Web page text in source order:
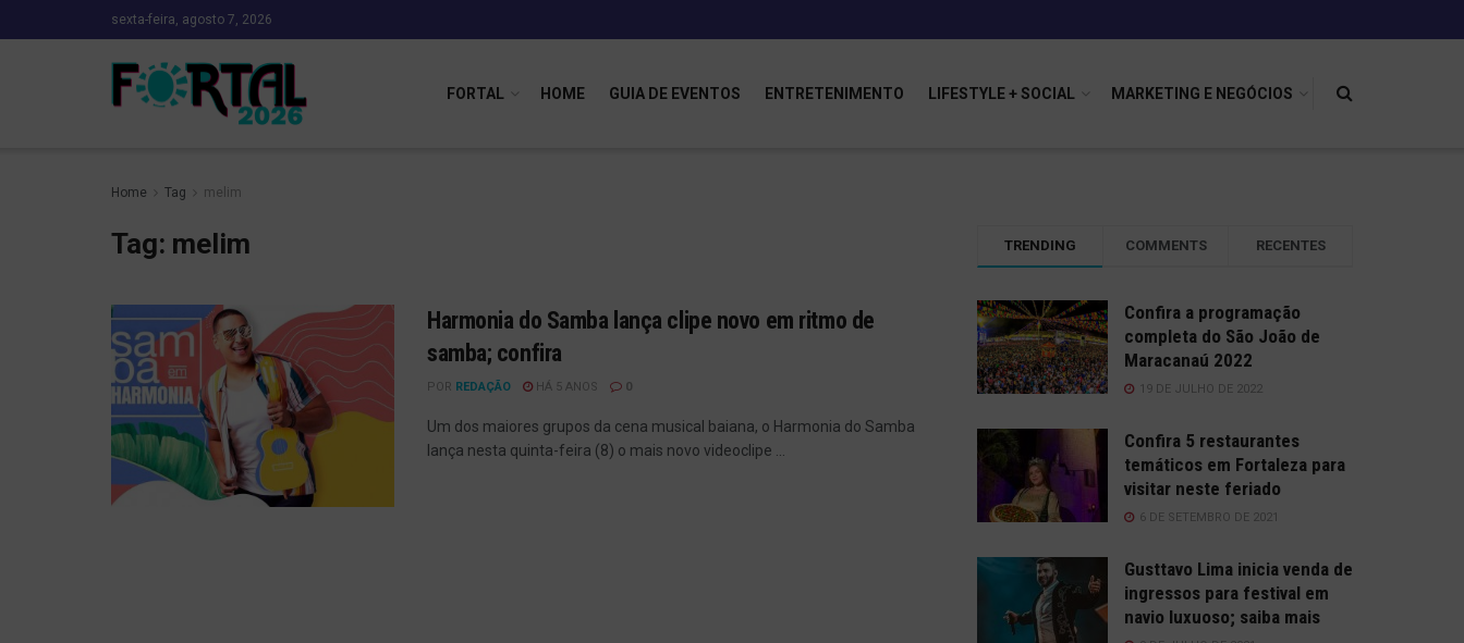
sexta-feira, agosto 7, 2026
FORTAL HOME GUIA DE EVENTOS ENTRETENIMENTO LIFESTYLE + SOCIAL MARKETING E NEGÓCIOS
Home Tag melim
Tag: melim
Harmonia do Samba lança clipe novo em ritmo de
samba; confira
POR REDAÇÃO HÁ 5 ANOS 0
Um dos maiores grupos da cena musical baiana, o Harmonia do Samba
lança nesta quinta-feira (8) o mais novo videoclipe ...
TRENDING COMMENTS RECENTES
Confira a programação
completa do São João de
Maracanaú 2022
19 DE JULHO DE 2022
Confira 5 restaurantes
temáticos em Fortaleza para
visitar neste feriado
6 DE SETEMBRO DE 2021
Gusttavo Lima inicia venda de
ingressos para festival em
navio luxuoso; saiba mais